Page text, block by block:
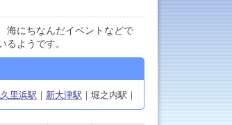
海にちなんだイベントなどで
ようです。
里浜駅 ｜ 新大津駅 ｜堀之内駅｜